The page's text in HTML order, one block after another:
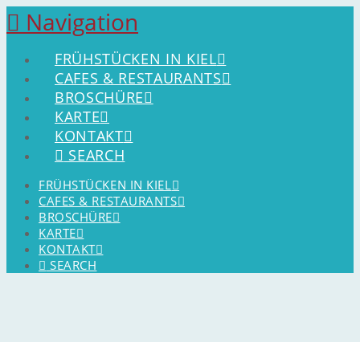
Navigation
FRÜHSTÜCKEN IN KIEL
CAFES & RESTAURANTS
BROSCHÜRE
KARTE
KONTAKT
SEARCH
FRÜHSTÜCKEN IN KIEL
CAFES & RESTAURANTS
BROSCHÜRE
KARTE
KONTAKT
SEARCH